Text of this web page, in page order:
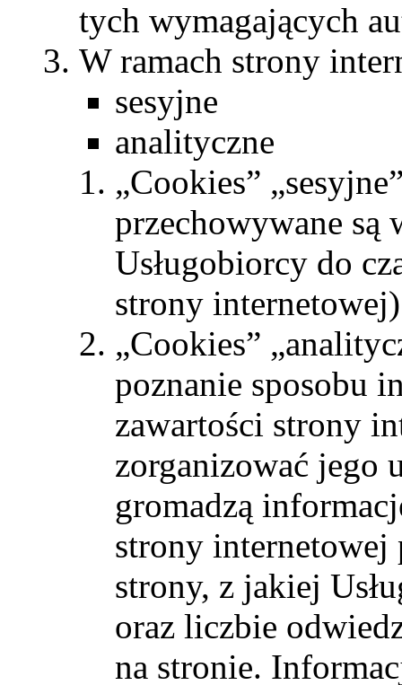
tych wymagających
W ramach strony
sesyjne
analityczne
„Cookies”
przechowywane są
Usługobiorcy do
strony
„Cookies”
poznanie sposobu
zawartości strony
zorganizować jego
gromadzą
strony internetowej
strony, z jakiej
oraz liczbie
na stronie.